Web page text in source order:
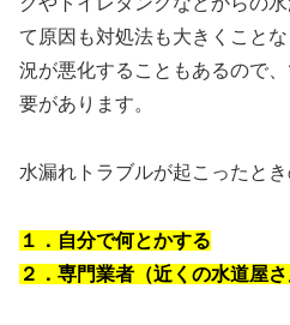
て原因も対処法も大きくこと
況が悪化することもあるので
要があります。
水漏れトラブルが起こったとき
１．自分で何とかする
２．専門業者（近くの水道屋